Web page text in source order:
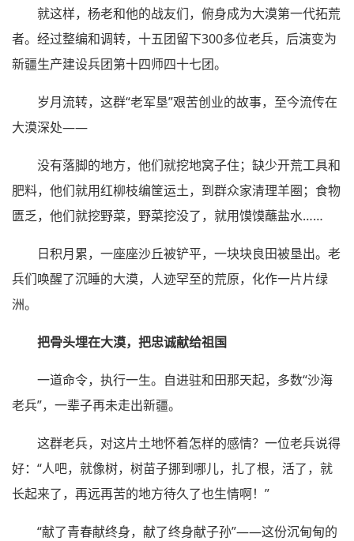
就这样，杨老和他的战友们，俯身成为大漠第一代拓荒
者。经过整编和调转，十五团留下300多位老兵，后演变为
新疆生产建设兵团第十四师四十七团。
岁月流转，这群“老军垦”艰苦创业的故事，至今流传在
大漠深处——
没有落脚的地方，他们就挖地窝子住；缺少开荒工具和
肥料，他们就用红柳枝编筐运土，到群众家清理羊圈；食物
匮乏，他们就挖野菜，野菜挖没了，就用馍馍蘸盐水……
日积月累，一座座沙丘被铲平，一块块良田被垦出。老
兵们唤醒了沉睡的大漠，人迹罕至的荒原，化作一片片绿
洲。
把骨头埋在大漠，把忠诚献给祖国
一道命令，执行一生。自进驻和田那天起，多数“沙海
老兵”，一辈子再未走出新疆。
这群老兵，对这片土地怀着怎样的感情？一位老兵说得
好：“人吧，就像树，树苗子挪到哪儿，扎了根，活了，就
长起来了，再远再苦的地方待久了也生情啊！”
“献了青春献终身，献了终身献子孙”——这份沉甸甸的